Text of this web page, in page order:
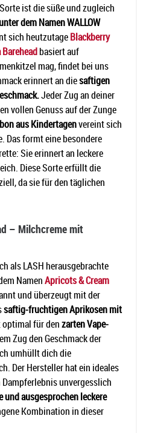
ist die süße und zugleich
dem Namen WALLOW
sich heutzutageBlackberry
basiert auf
mag, findet bei uns
erinnert an diesaftigen
Jeder Zug an deiner
vollen Genuss auf der Zunge
aus Kindertagenvereint sich
Das formt eine besondere
Sie erinnert an leckere
Diese Sorte erfüllt die
da sie für den täglichen
– Milchcreme mit
als LASH herausgebrachte
NamenApricots & Cream
und überzeugt mit der
saftig-fruchtigen Aprikosen mit
für denzarten Vape-
Zug den Geschmack der
umhüllt dich die
Der Hersteller hat ein ideales
unvergesslich
und ausgesprochen leckere
Kombination in dieser